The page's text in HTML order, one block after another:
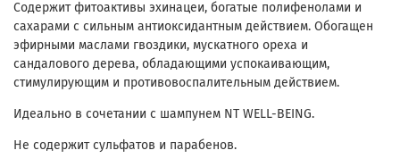
Содержит фитоактивы эхинацеи, богатые полифенолами и
сахарами с сильным антиоксидантным действием. Обогащен
эфирными маслами гвоздики, мускатного ореха и
сандалового дерева, обладающими успокаивающим,
стимулирующим и противовоспалительным действием.
Идеально в сочетании с шампунем NT WELL-BEING.
Не содержит сульфатов и парабенов.